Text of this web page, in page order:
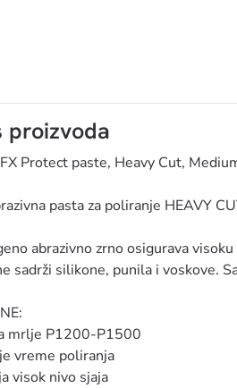
proizvoda
Protect paste, Heavy Cut,
pasta za poliranje HEAVY
abrazivno zrno osigurava
sadrži silikone, punila i voskove.
mrlje P1200-P1500
vreme poliranja
visok nivo sjaja